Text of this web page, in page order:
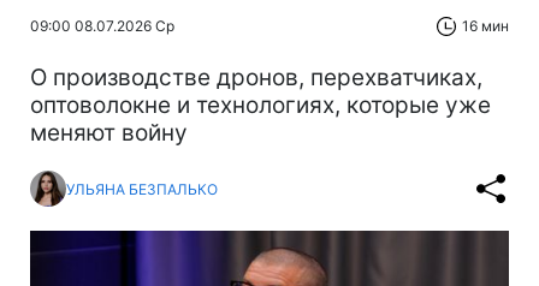
09:00 08.07.2026 Ср 16 мин
О производстве дронов, перехватчиках,
оптоволокне и технологиях, которые уже
меняют войну
УЛЬЯНА БЕЗПАЛЬКО